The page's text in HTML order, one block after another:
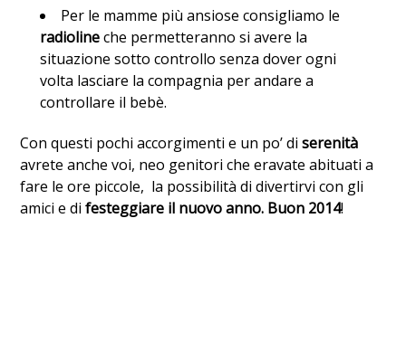
Per le mamme più ansiose consigliamo le
radiolineche permetteranno si avere la
situazione sotto controllo senza dover ogni
volta lasciare la compagnia per andare a
controllare il bebè.
Con questi pochi accorgimenti e un po’ diserenità
avrete anche voi, neo genitori che eravate abituati a
fare le ore piccole, la possibilità di divertirvi con gli
amici e di festeggiare il nuovo anno. Buon 2014!